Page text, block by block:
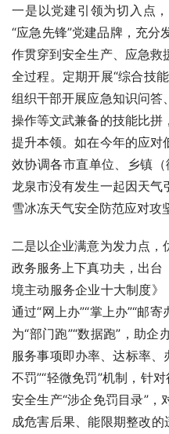
一是以党建引领为切入点
“应急先锋”党建品牌，充分
作贯穿到安全生产、应急救
全过程。定期开展“综合技
组织干部开展应急知识问答
操作等文武兼备的技能比拼
提升本领。如在今年的应对
效协调各市直单位、乡镇
龙泉市没有发生一起因天气
雪冰冻天气安全防范应对攻
二是以企业满意为发力点
政务服务上下真功夫，出台
境主动服务企业十大制度》
通过“网上办”“掌上办”“邮
为“部门跑”“数据跑”，助
服务事项即办率、达标率、
不罚”“轻微免罚”机制，针
安全生产“涉企免罚目录”
成危害后果、能限期整改的